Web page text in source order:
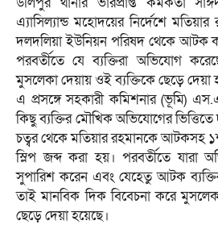
এ্যাসিল্যান্ড মহোদয়ের নির্দেশে
দলদলিয়া ইউনিয়ন পরিষদ থেকে আটক
পরবর্তীতে যে ব্যক্তিরা অভিযোগ
মুসলেকা দেয়ায় ওই ব্যক্তিকে ছেড়ে দেয়া
এ প্রসঙ্গে সহকারী কমিশনার (ভূমি)
কিছু ব্যক্তির মৌখিক অভিযোগের
চত্বর থেকে মতিয়ার রহমানকে আটকসহ
স্লিপ জব্দ করা হয়। পরবর্তীতে যারা
সুপারিশ করেন এবং যেহেতু আটক
তাই মানবিক দিক বিবেচনা করে
ছেড়ে দেয়া হয়েছে।